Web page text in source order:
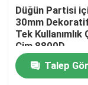
Ev
Düğün Partisi
30mm
Tek Kullanımlık
Çim 8800D
Talep